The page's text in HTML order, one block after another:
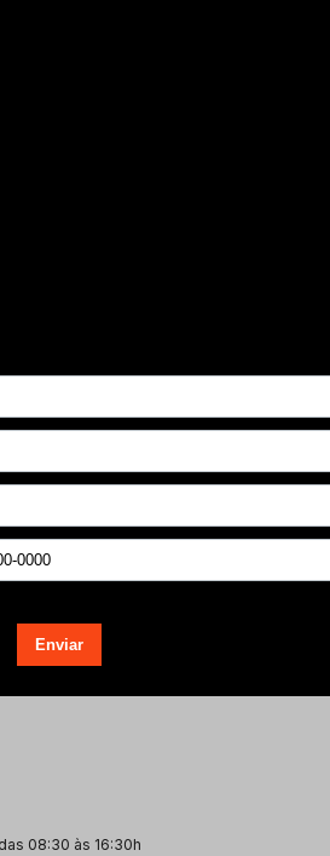
08:30 às 16:30h